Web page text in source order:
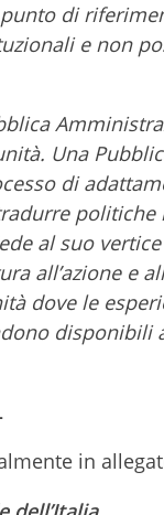
di
e non
Una
di
politiche
al suo
all’azione e
dove le
disponibili
in